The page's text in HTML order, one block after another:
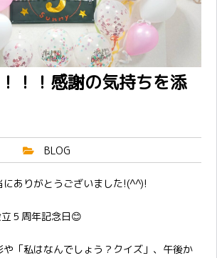
！！感謝の気持ちを添
BLOG
ありがとうございました!(^^)!
５周年記念日😊
「私はなんでしょう？クイズ」、午後か